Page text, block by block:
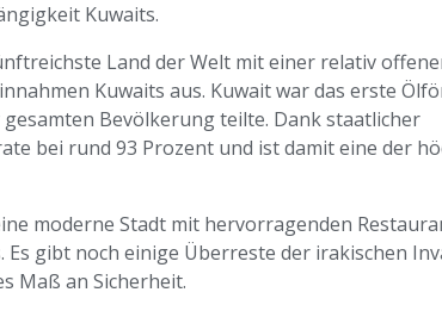
Kuwaits.
Land der Welt mit einer relativ
Kuwaits aus. Kuwait war das erste
Bevölkerung teilte. Dank staatlicher
bei rund 93 Prozent und ist damit eine der
moderne Stadt mit hervorragenden
gibt noch einige Überreste der irakischen
Maß an Sicherheit.